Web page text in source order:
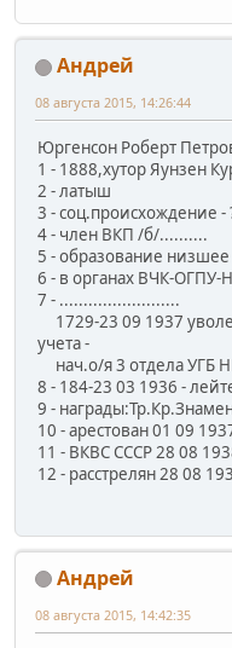
Андрей
08 августа 2015, 14:26:44
Юргенсон Роберт
1 - 1888,хутор Яунзен
2 - латыш
3 - соц.происхождение -
4 - член ВКП /б/..........
5 - образование низшее
6 - в органах ВЧК-ОГПУ-
7 - .........................
1729-23 09 1937
учета -
нач.о/я 3 отдела УГБ
8 - 184-23 03 1936 -
9 -
10 - арестован 01 09
11 - ВКВС СССР 28 08
12 - расстрелян 28 08
Андрей
08 августа 2015, 14:42:35